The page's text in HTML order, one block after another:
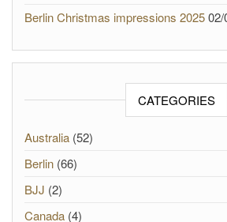
Berlin Christmas impressions 202502/
CATEGORIES
Australia (52)
Berlin (66)
BJJ (2)
Canada (4)